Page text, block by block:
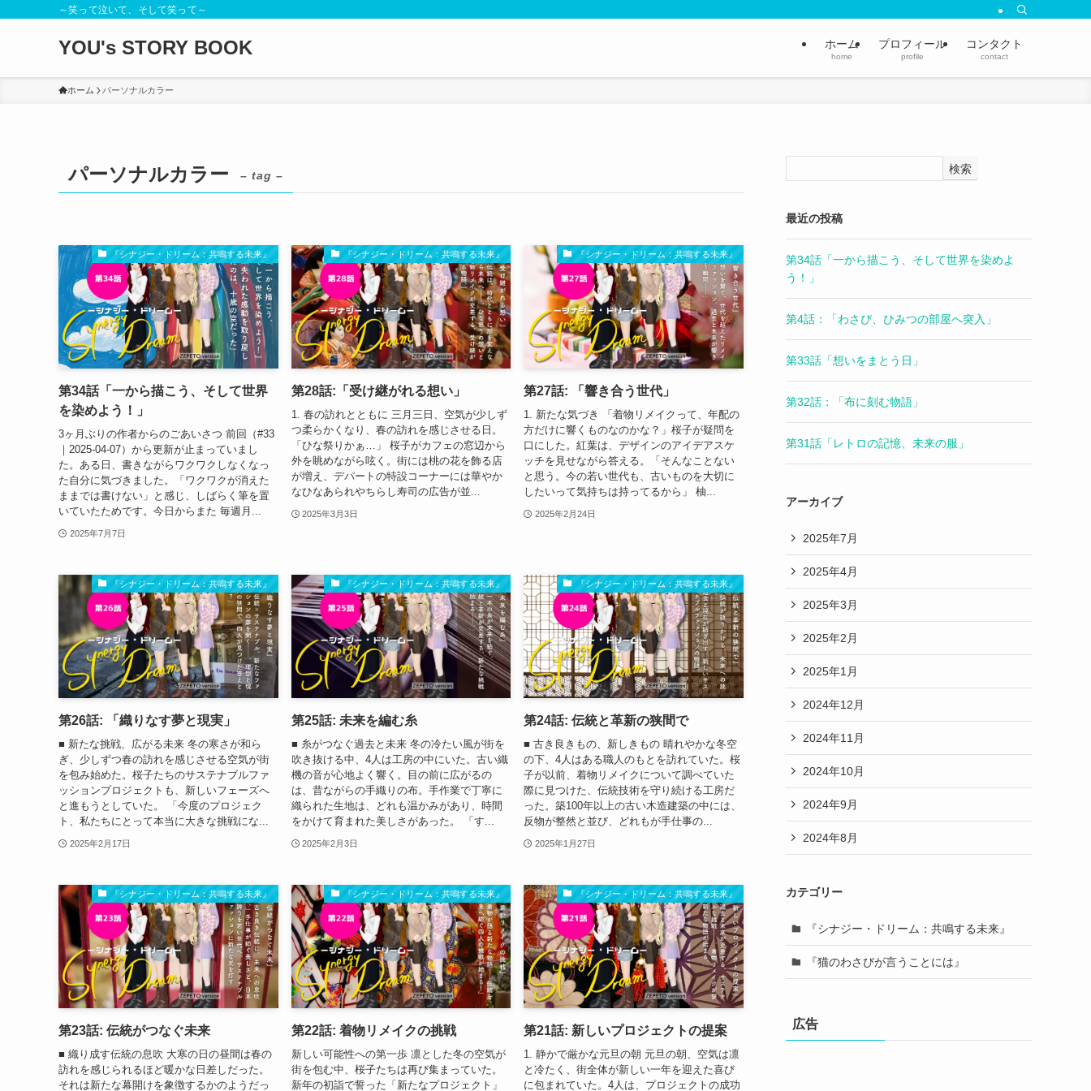
～笑って泣いて、そして笑って～
YOU's STORY BOOK ホーム
home
プロフィール
profile
コンタクト
contact
ホーム パーソナルカラー
パーソナルカラー – tag –
『シナジー・ドリーム：共鳴する未来』
第34話「一から描こう、そして世界
を染めよう！」
3ヶ月ぶりの作者からのごあいさつ 前回（#33
｜2025-04-07）から更新が止まっていまし
た。ある日、書きながらワクワクしなくなっ
た自分に気づきました。「ワクワクが消えた
ままでは書けない」と感じ、しばらく筆を置
いていたためです。今日からまた 毎週月...
2025年7月7日
『シナジー・ドリーム：共鳴する未来』
第28話:「受け継がれる想い」
1. 春の訪れとともに 三月三日、空気が少しず
つ柔らかくなり、春の訪れを感じさせる日。
「ひな祭りかぁ…」 桜子がカフェの窓辺から
外を眺めながら呟く。街には桃の花を飾る店
が増え、デパートの特設コーナーには華やか
なひなあられやちらし寿司の広告が並...
2025年3月3日
『シナジー・ドリーム：共鳴する未来』
第27話: 「響き合う世代」
1. 新たな気づき 「着物リメイクって、年配の
方だけに響くものなのかな？」桜子が疑問を
口にした。紅葉は、デザインのアイデアスケ
ッチを見せながら答える。「そんなことない
と思う。今の若い世代も、古いものを大切に
したいって気持ちは持ってるから」 柚...
2025年2月24日
『シナジー・ドリーム：共鳴する未来』
第26話: 「織りなす夢と現実」
■ 新たな挑戦、広がる未来 冬の寒さが和ら
ぎ、少しずつ春の訪れを感じさせる空気が街
を包み始めた。桜子たちのサステナブルファ
ッションプロジェクトも、新しいフェーズへ
と進もうとしていた。 「今度のプロジェク
ト、私たちにとって本当に大きな挑戦にな...
2025年2月17日
『シナジー・ドリーム：共鳴する未来』
第25話: 未来を編む糸
■ 糸がつなぐ過去と未来 冬の冷たい風が街を
吹き抜ける中、4人は工房の中にいた。古い織
機の音が心地よく響く。目の前に広がるの
は、昔ながらの手織りの布。手作業で丁寧に
織られた生地は、どれも温かみがあり、時間
をかけて育まれた美しさがあった。 「す...
2025年2月3日
『シナジー・ドリーム：共鳴する未来』
第24話: 伝統と革新の狭間で
■ 古き良きもの、新しきもの 晴れやかな冬空
の下、4人はある職人のもとを訪れていた。桜
子が以前、着物リメイクについて調べていた
際に見つけた、伝統技術を守り続ける工房だ
った。築100年以上の古い木造建築の中には、
反物が整然と並び、どれもが手仕事の...
2025年1月27日
『シナジー・ドリーム：共鳴する未来』
第23話: 伝統がつなぐ未来
■ 織り成す伝統の息吹 大寒の日の昼間は春の
訪れを感じられるほど暖かな日差しだった。
それは新たな幕開けを象徴するかのようだっ
『シナジー・ドリーム：共鳴する未来』
第22話: 着物リメイクの挑戦
新しい可能性への第一歩 凛とした冬の空気が
街を包む中、桜子たちは再び集まっていた。
新年の初詣で誓った「新たなプロジェクト」
『シナジー・ドリーム：共鳴する未来』
第21話: 新しいプロジェクトの提案
1. 静かで厳かな元旦の朝 元旦の朝、空気は凛
と冷たく、街全体が新しい一年を迎えた喜び
に包まれていた。4人は、プロジェクトの成功
検索
最近の投稿
第34話「一から描こう、そして世界を染めよ
う！」
第4話：「わさび、ひみつの部屋へ突入」
第33話「想いをまとう日」
第32話：「布に刻む物語」
第31話「レトロの記憶、未来の服」
アーカイブ
2025年7月
2025年4月
2025年3月
2025年2月
2025年1月
2024年12月
2024年11月
2024年10月
2024年9月
2024年8月
カテゴリー
『シナジー・ドリーム：共鳴する未来』
『猫のわさびが言うことには』
広告